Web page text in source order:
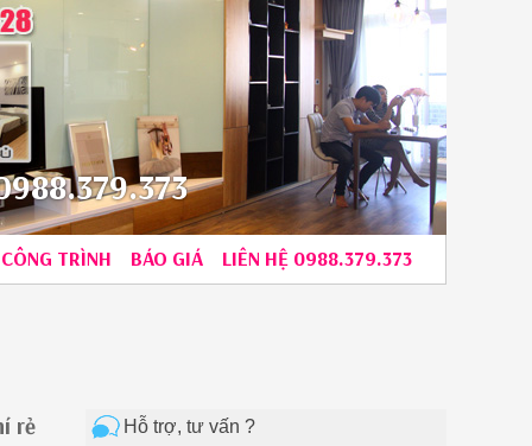
CÔNG TRÌNH BÁO GIÁ LIÊN HỆ 0988.379.373
rẻ
Hỗ trợ, tư vấn ?